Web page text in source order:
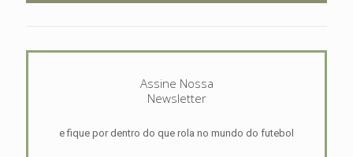
Assine Nossa
Newsletter
e fique por dentro do que rola no mundo do futebol